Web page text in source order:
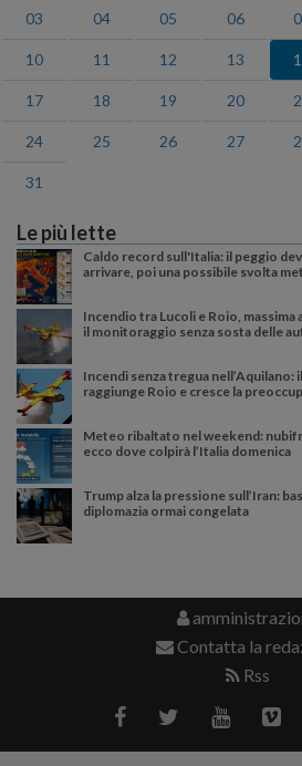
03 04 05 06
10 11 12 13
17 18 19 20
24 25 26 27
31
Le più lette
Caldo record sull'Italia: il peggio
arrivare, poi una possibile svolta
Incendio tra Lucoli e Roio, massima
il monitoraggio senza sosta delle
Incendi senza tregua nell’Aquilano:
raggiunge Roio e cresce la
Meteo ribaltato nel weekend:
ecco dove colpirà l’Italia domenica
Trump alza la pressione sull’Iran:
diplomazia ormai congelata
Contatta la
Rss